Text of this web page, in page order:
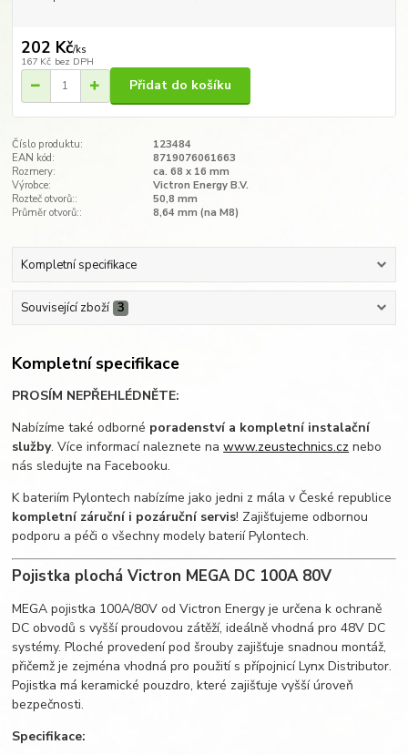
202 Kč/ks
167 Kč bez DPH
Přidat do košíku
Číslo produktu:
123484
EAN kód:
8719076061663
Rozmery:
ca. 68 x 16 mm
Výrobce:
Victron Energy B.V.
Rozteč otvorů::
50,8 mm
Průměr otvorů::
8,64 mm (na M8)
Kompletní specifikace
Související zboží 3
Kompletní specifikace
PROSÍM NEPŘEHLÉDNĚTE:
Nabízíme také odborné poradenství a kompletní instalační
služby. Více informací naleznete nawww.zeustechnics.cz nebo
nás sledujte na Facebooku.
K bateriím Pylontech nabízíme jako jedni z mála v České republice
kompletní záruční i pozáruční servis! Zajišťujeme odbornou
podporu a péči o všechny modely baterií Pylontech.
Pojistka plochá Victron MEGA DC 100A 80V
MEGA pojistka 100A/80V od Victron Energy je určena k ochraně
DC obvodů s vyšší proudovou zátěží, ideálně vhodná pro 48V DC
systémy. Ploché provedení pod šrouby zajišťuje snadnou montáž,
přičemž je zejména vhodná pro použití s přípojnicí Lynx Distributor.
Pojistka má keramické pouzdro, které zajišťuje vyšší úroveň
bezpečnosti.
Specifikace: